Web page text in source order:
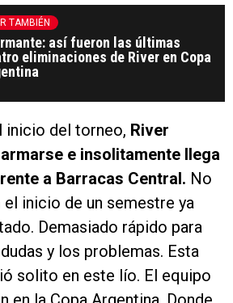
TAMBIÉN
así fueron las últimas
eliminaciones de River en Copa
inicio del torneo, River
e insolitamente llega
a Barracas Central. No
el inicio de un semestre ya
Demasiado rápido para
y los problemas. Esta
solito en este lío. El equipo